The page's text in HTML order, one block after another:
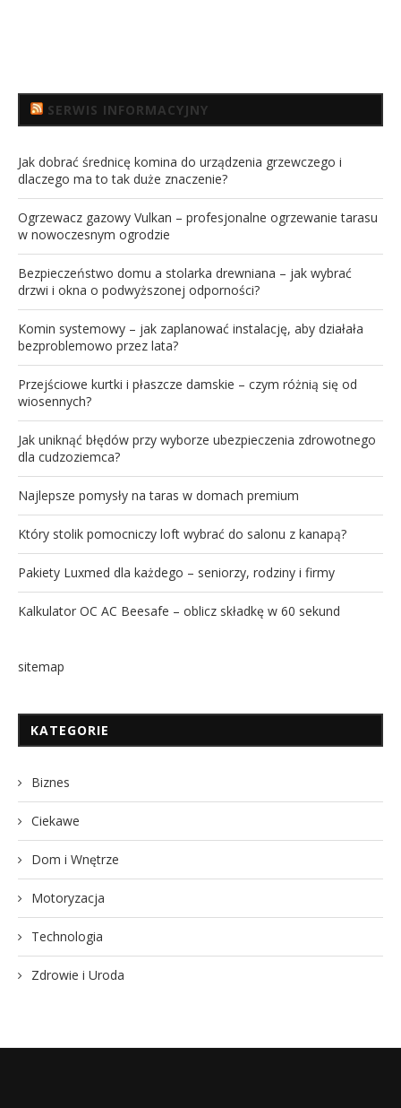
SERWIS INFORMACYJNY
Jak dobrać średnicę komina do urządzenia grzewczego i
dlaczego ma to tak duże znaczenie?
Ogrzewacz gazowy Vulkan – profesjonalne ogrzewanie tarasu
w nowoczesnym ogrodzie
Bezpieczeństwo domu a stolarka drewniana – jak wybrać
drzwi i okna o podwyższonej odporności?
Komin systemowy – jak zaplanować instalację, aby działała
bezproblemowo przez lata?
Przejściowe kurtki i płaszcze damskie – czym różnią się od
wiosennych?
Jak uniknąć błędów przy wyborze ubezpieczenia zdrowotnego
dla cudzoziemca?
Najlepsze pomysły na taras w domach premium
Który stolik pomocniczy loft wybrać do salonu z kanapą?
Pakiety Luxmed dla każdego – seniorzy, rodziny i firmy
Kalkulator OC AC Beesafe – oblicz składkę w 60 sekund
sitemap
KATEGORIE
Biznes
Ciekawe
Dom i Wnętrze
Motoryzacja
Technologia
Zdrowie i Uroda